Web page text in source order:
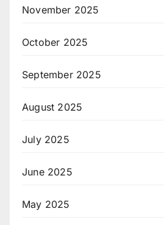
November 2025
October 2025
September 2025
August 2025
July 2025
June 2025
May 2025